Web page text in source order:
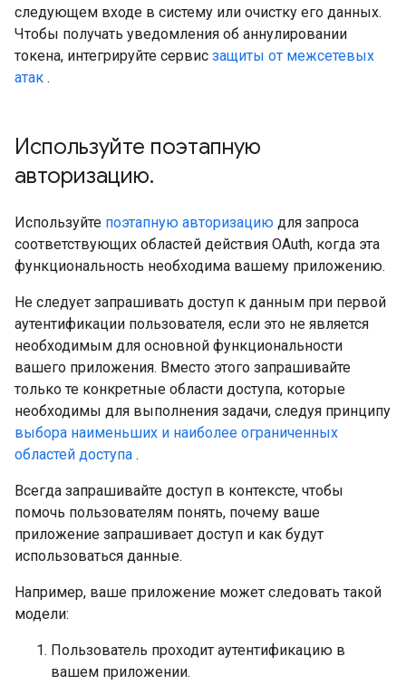
следующем входе в систему или очистку его данных.
Чтобы получать уведомления об аннулировании
токена, интегрируйте сервис защиты от межсетевых
атак .
Используйте поэтапную
авторизацию.
Используйте поэтапную авторизацию для запроса
соответствующих областей действия OAuth, когда эта
функциональность необходима вашему приложению.
Не следует запрашивать доступ к данным при первой
аутентификации пользователя, если это не является
необходимым для основной функциональности
вашего приложения. Вместо этого запрашивайте
только те конкретные области доступа, которые
необходимы для выполнения задачи, следуя принципу
выбора наименьших и наиболее ограниченных
областей доступа .
Всегда запрашивайте доступ в контексте, чтобы
помочь пользователям понять, почему ваше
приложение запрашивает доступ и как будут
использоваться данные.
Например, ваше приложение может следовать такой
модели:
Пользователь проходит аутентификацию в
вашем приложении.